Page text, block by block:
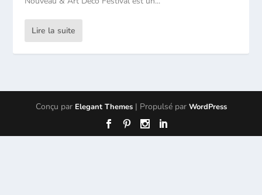
Lire la suite
Conçu par Elegant Themes| Propulsé par WordPress